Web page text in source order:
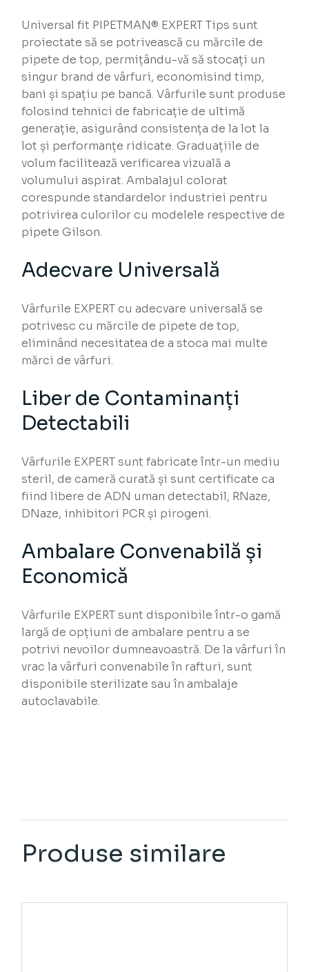
Universal fit PIPETMAN® EXPERT Tips sunt
proiectate să se potrivească cu mărcile de
pipete de top, permițându-vă să stocați un
singur brand de vârfuri, economisind timp,
bani și spațiu pe bancă. Vârfurile sunt produse
folosind tehnici de fabricație de ultimă
generație, asigurând consistența de la lot la
lot și performanțe ridicate. Graduațiile de
volum facilitează verificarea vizuală a
volumului aspirat. Ambalajul colorat
corespunde standardelor industriei pentru
potrivirea culorilor cu modelele respective de
pipete Gilson.
Adecvare Universală
Vârfurile EXPERT cu adecvare universală se
potrivesc cu mărcile de pipete de top,
eliminând necesitatea de a stoca mai multe
mărci de vârfuri.
Liber de Contaminanți
Detectabili
Vârfurile EXPERT sunt fabricate într-un mediu
steril, de cameră curată și sunt certificate ca
fiind libere de ADN uman detectabil, RNaze,
DNaze, inhibitori PCR și pirogeni.
Ambalare Convenabilă și
Economică
Vârfurile EXPERT sunt disponibile într-o gamă
largă de opțiuni de ambalare pentru a se
potrivi nevoilor dumneavoastră. De la vârfuri în
vrac la vârfuri convenabile în rafturi, sunt
disponibile sterilizate sau în ambalaje
autoclavabile.
Produse similare